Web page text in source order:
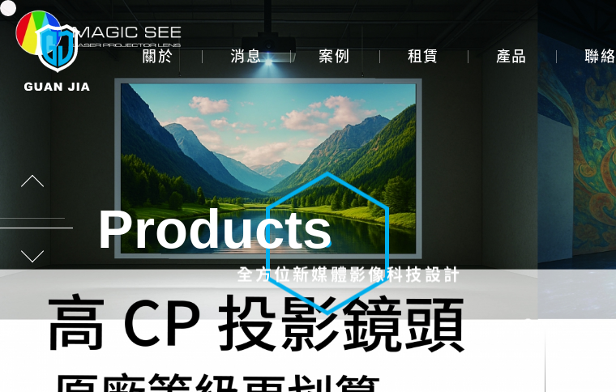
關於 消息 案例 租賃 產品 聯絡
主選單
展覽展示設計
體感互動裝置
3D Mapping
大畫面投影拼接
智能電控膜
全息影像系統
投影設備租賃
金字塔設備租賃
投影機
銀幕
Products
全方位新媒體影像科技設計